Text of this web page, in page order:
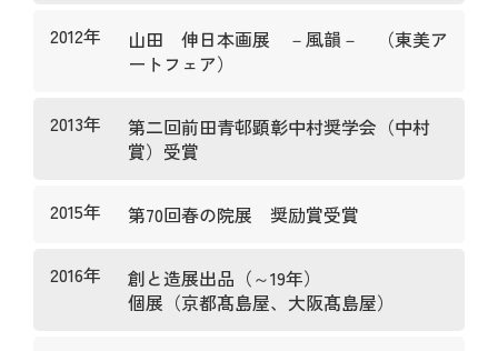
2012年
山田 伸日本画展 －風韻－ （東美ア
ートフェア）
2013年
第二回前田青邨顕彰中村奨学会（中村
賞）受賞
2015年 第70回春の院展 奨励賞受賞
2016年
創と造展出品（～19年）
個展（京都髙島屋、大阪髙島屋）